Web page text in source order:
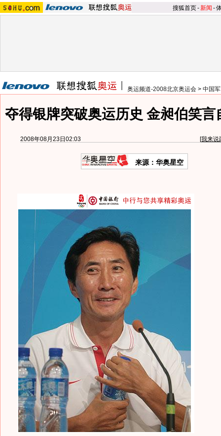
搜狐首页-新闻 -
奥运频道-2008北京奥运会 > 中国
夺得银牌突破奥运历史 金昶伯笑言
2008年08月23日02:03 [我来说
来源：华奥星空